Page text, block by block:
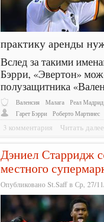
практику аренды
Вслед за такими
Бэрри, «Эвертон»
полузащитника
Валенсия Малага
Реал Мадрид
Гарет Бэрри
Роберто Мартинес
3 комментария Читать далее
Дэниел Старридж
местного
Опубликовано St.Saff в Ср, 27/